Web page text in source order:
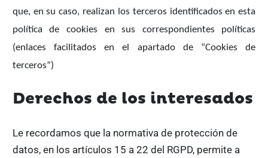
que, en su caso, realizan los terceros identificados en esta
política de cookies en sus correspondientes políticas
(enlaces facilitados en el apartado de “Cookies de
terceros”)
Derechos de los interesados
Le recordamos que la normativa de protección de
datos, en los artículos 15 a 22 del RGPD, permite a